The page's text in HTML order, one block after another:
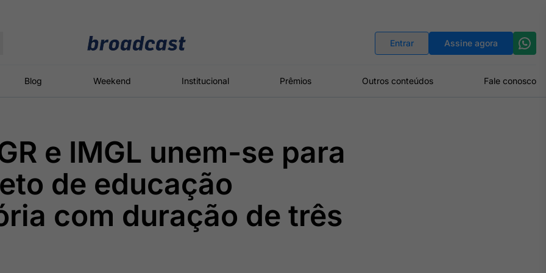
Entrar Assine agora
Blog Weekend Institucional Prêmios Outros conteúdos Fale conosco
Político
Os bastidores da
política em
tempo real
Energia
O setor de
energia elétrica
no Brasil
White Label
Plataforma para
conteúdos
personalizados
e IMGL unem-se para
de educação
com duração de três